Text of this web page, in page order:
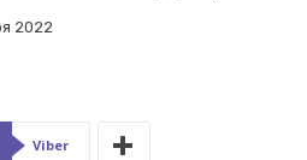
2022
Viber